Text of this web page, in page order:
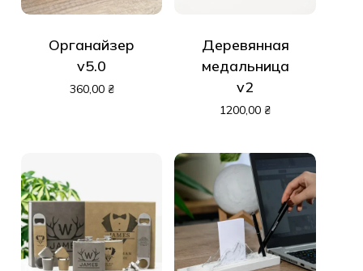
Корзина пуста.
До Магазину
Органайзер
v5.0
360,00 ₴
Деревянная
медальница
v2
1200,00 ₴